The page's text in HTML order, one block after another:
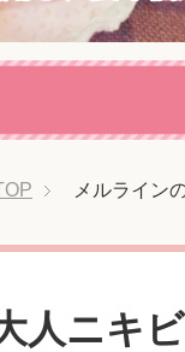
メルライン
人ニキ